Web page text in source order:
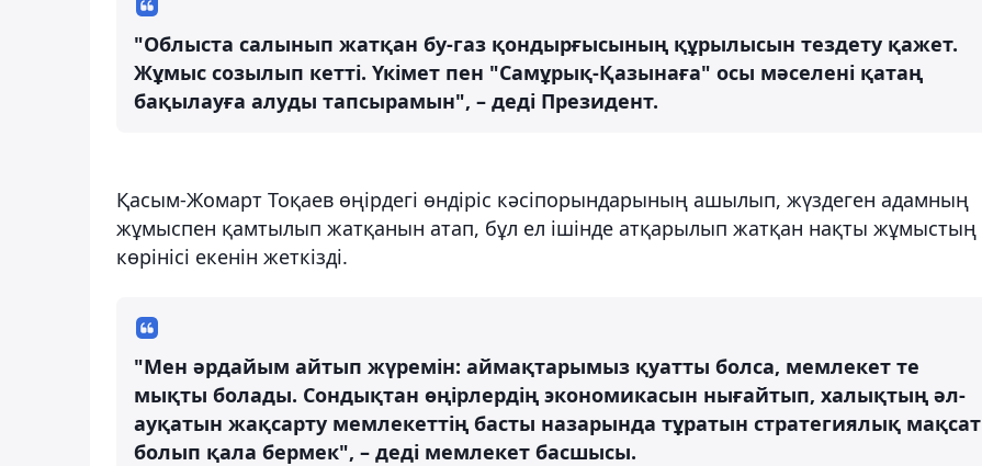
"Облыста салынып жатқан бу-газ қондырғысының құрылысын тездету қажет.
Жұмыс созылып кетті. Үкімет пен "Самұрық-Қазынаға" осы мәселені қатаң
бақылауға алуды тапсырамын", – деді Президент.
Қасым-Жомарт Тоқаев өңірдегі өндіріс кәсіпорындарының ашылып, жүздеген адамның
жұмыспен қамтылып жатқанын атап, бұл ел ішінде атқарылып жатқан нақты жұмыстың
көрінісі екенін жеткізді.
"Мен әрдайым айтып жүремін: аймақтарымыз қуатты болса, мемлекет те
мықты болады. Сондықтан өңірлердің экономикасын нығайтып, халықтың әл-
ауқатын жақсарту мемлекеттің басты назарында тұратын стратегиялық мақсат
болып қала бермек", – деді мемлекет басшысы.